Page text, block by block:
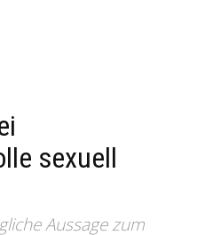
sexuell
Aussage zum